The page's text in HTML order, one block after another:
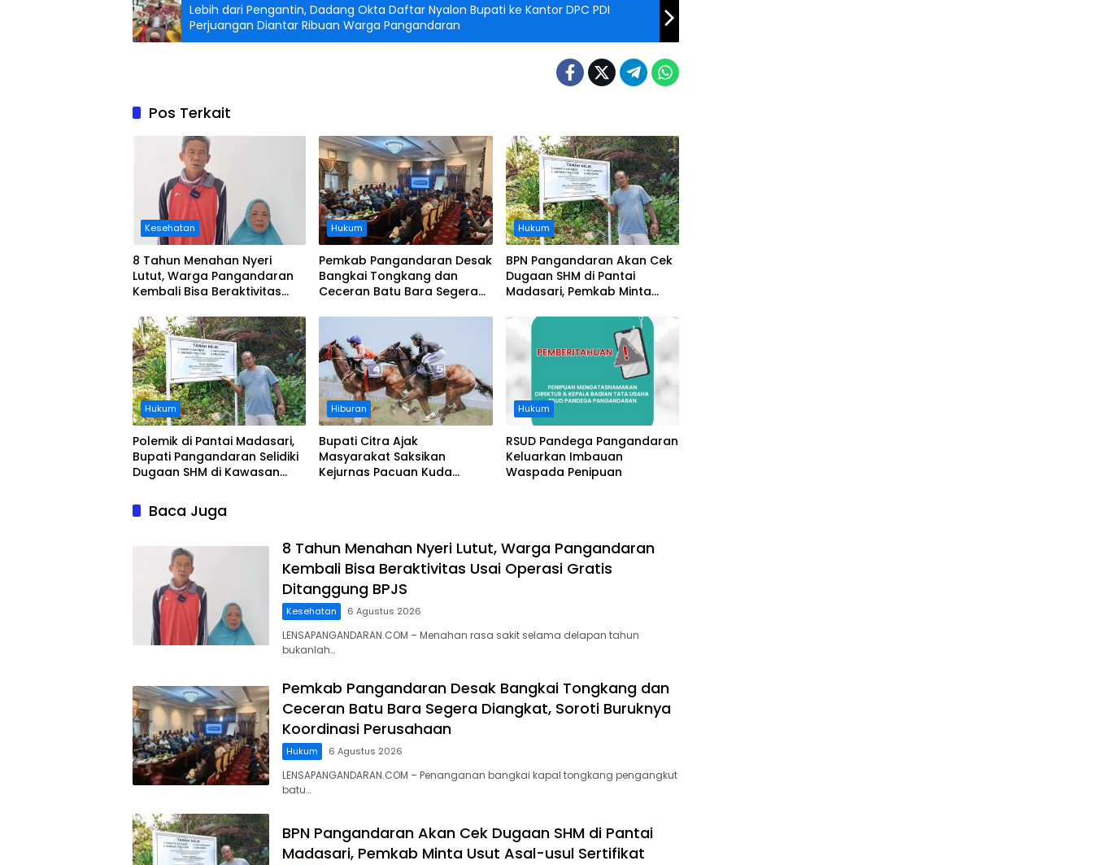
Lebih dari Pengantin, Dadang Okta Daftar Nyalon Bupati ke Kantor DPC PDI
Perjuangan Diantar Ribuan Warga Pangandaran
Pos Terkait
Kesehatan
8 Tahun Menahan Nyeri
Lutut, Warga Pangandaran
Kembali Bisa Beraktivitas
Ditanggung BPJS
Hukum
Pemkab Pangandaran Desak
Bangkai Tongkang dan
Ceceran Batu Bara Segera
Koordinasi Perusahaan
Hukum
BPN Pangandaran Akan Cek
Dugaan SHM di Pantai
Madasari, Pemkab Minta
Hukum
Polemik di Pantai Madasari,
Bupati Pangandaran Selidiki
Dugaan SHM di Kawasan
Hiburan
Bupati Citra Ajak
Masyarakat Saksikan
Kejurnas Pacuan Kuda
Hukum
RSUD Pandega Pangandaran
Keluarkan Imbauan
Waspada Penipuan
Baca Juga
8 Tahun Menahan Nyeri Lutut, Warga Pangandaran
Kembali Bisa Beraktivitas Usai Operasi Gratis
Ditanggung BPJS
Kesehatan 6 Agustus 2026
LENSAPANGANDARAN.COM – Menahan rasa sakit selama delapan tahun
bukanlah…
Pemkab Pangandaran Desak Bangkai Tongkang dan
Ceceran Batu Bara Segera Diangkat, Soroti Buruknya
Koordinasi Perusahaan
Hukum 6 Agustus 2026
LENSAPANGANDARAN.COM – Penanganan bangkai kapal tongkang pengangkut
batu…
BPN Pangandaran Akan Cek Dugaan SHM di Pantai
Madasari, Pemkab Minta Usut Asal-usul Sertifikat